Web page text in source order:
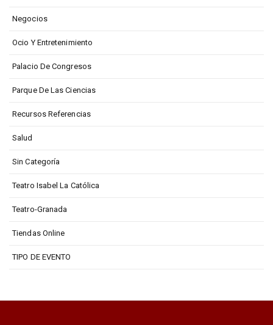
Negocios
Ocio Y Entretenimiento
Palacio De Congresos
Parque De Las Ciencias
Recursos Referencias
Salud
Sin Categoría
Teatro Isabel La Católica
Teatro-Granada
Tiendas Online
TIPO DE EVENTO